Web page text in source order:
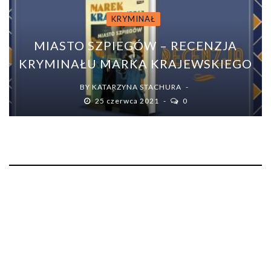
KRYMINAŁ
MIASTO SZPIEGÓW – RECENZJA
KRYMINAŁU MARKA KRAJEWSKIEGO
BY KATARZYNA STACHURA
25 czerwca 2021
0